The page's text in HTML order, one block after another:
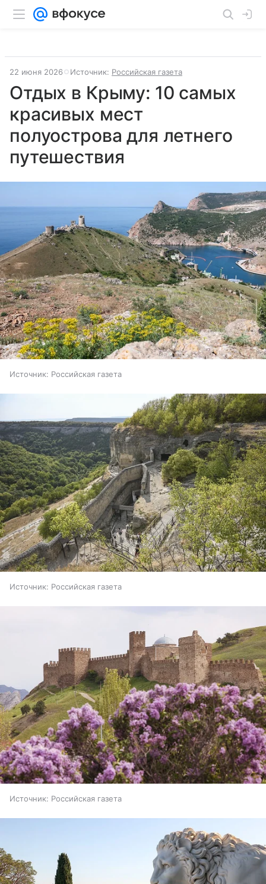
22 июня 2026 Источник: Российская газета
Отдых в Крыму: 10 самых
красивых мест
полуострова для летнего
путешествия
Источник: Российская газета
Источник: Российская газета
Источник: Российская газета